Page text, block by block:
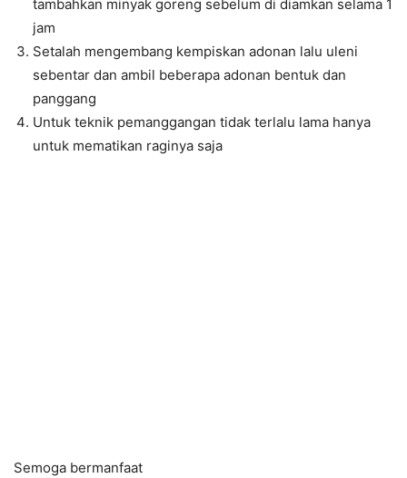
tambahkan minyak goreng sebelum di diamkan selama 1
jam
Setalah mengembang kempiskan adonan lalu uleni
sebentar dan ambil beberapa adonan bentuk dan
panggang
Untuk teknik pemanggangan tidak terlalu lama hanya
untuk mematikan raginya saja
Semoga bermanfaat